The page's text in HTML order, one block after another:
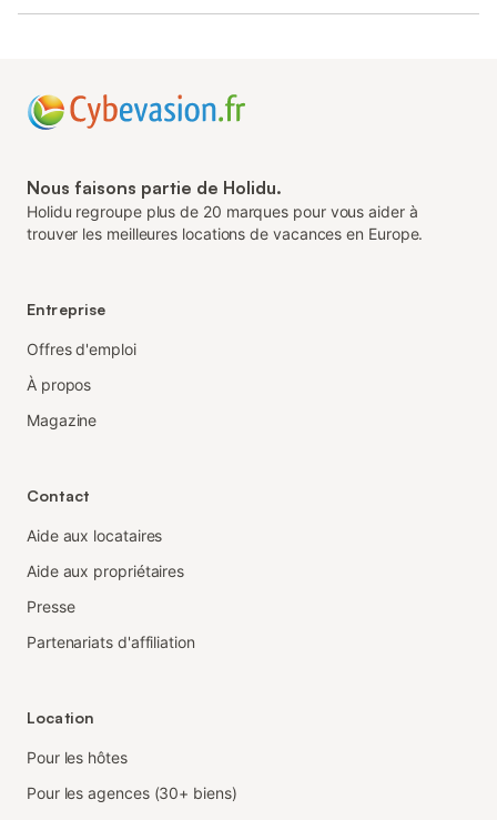
Nous faisons partie de Holidu.
Holidu regroupe plus de 20 marques pour vous aider à
trouver les meilleures locations de vacances en Europe.
Entreprise
Offres d'emploi
À propos
Magazine
Contact
Aide aux locataires
Aide aux propriétaires
Presse
Partenariats d'affiliation
Location
Pour les hôtes
Pour les agences (30+ biens)